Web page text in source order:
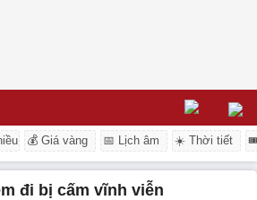
💰 Giá vàng 📅 Lịch âm ☀️ Thời tiết
đi bị cấm vĩnh viễn